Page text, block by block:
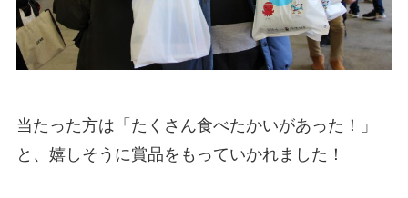
当たった方は「たくさん食べたかいがあった！」
と、嬉しそうに賞品をもっていかれました！